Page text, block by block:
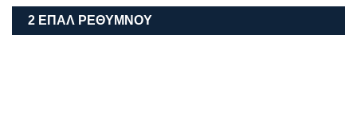
2 ΕΠΑΛ ΡΕΘΎΜΝΟΥ